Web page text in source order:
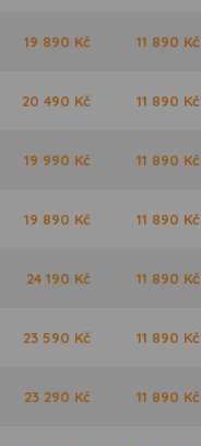
19 890 Kč 11 890 Kč
20 490 Kč 11 890 Kč
19 990 Kč 11 890 Kč
19 890 Kč 11 890 Kč
24 190 Kč 11 890 Kč
23 590 Kč 11 890 Kč
23 290 Kč 11 890 Kč